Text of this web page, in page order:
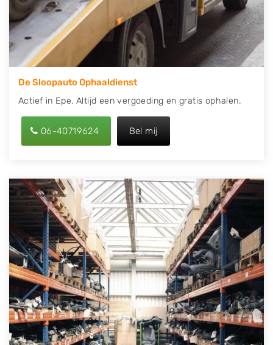
Kia, Mazda, Mercedes Benz, Mitsubishi, Nissan, Opel,
Peugeot, Porsche, Renault, Seat, Skoda, Suzuki, Tesla,
Toyota, Volkswagen en Volvo.
De Sloopauto Ophaaldienst
Actief in Epe. Altijd een vergoeding en gratis ophalen.
06-40719624 Bel mij